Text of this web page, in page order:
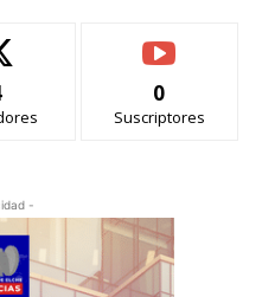
0
Suscriptores
-